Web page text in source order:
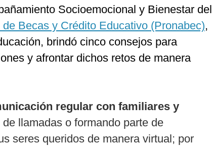
Socioemocional y Bienestar del
Becas y Crédito Educativo (Pronabec),
brindó cinco consejos para
y afrontar dichos retos de manera
regular con familiares y
de llamadas o formando parte de
seres queridos de manera virtual; por